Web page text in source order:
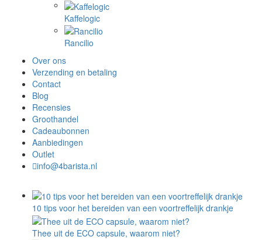
Kaffelogic
Rancilio
Over ons
Verzending en betaling
Contact
Blog
Recensies
Groothandel
Cadeaubonnen
Aanbiedingen
Outlet
info@4barista.nl
10 tips voor het bereiden van een voortreffelijk drankje
Thee uit de ECO capsule, waarom niet?